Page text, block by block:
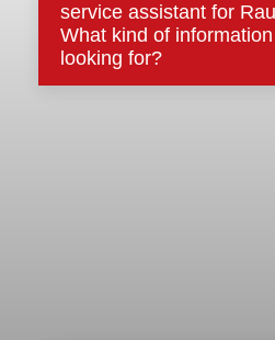
Saavutettavuusseloste
Tietosuoja
Tietosuojaselosteet